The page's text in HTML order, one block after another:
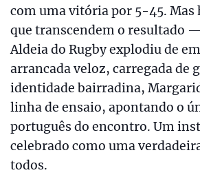
com uma vitória por 5-45. Mas
que transcendem o resultado
Aldeia do Rugby explodiu de
arrancada veloz, carregada de
identidade bairradina,
linha de ensaio, apontando o
português do encontro. Um
celebrado como uma
todos.